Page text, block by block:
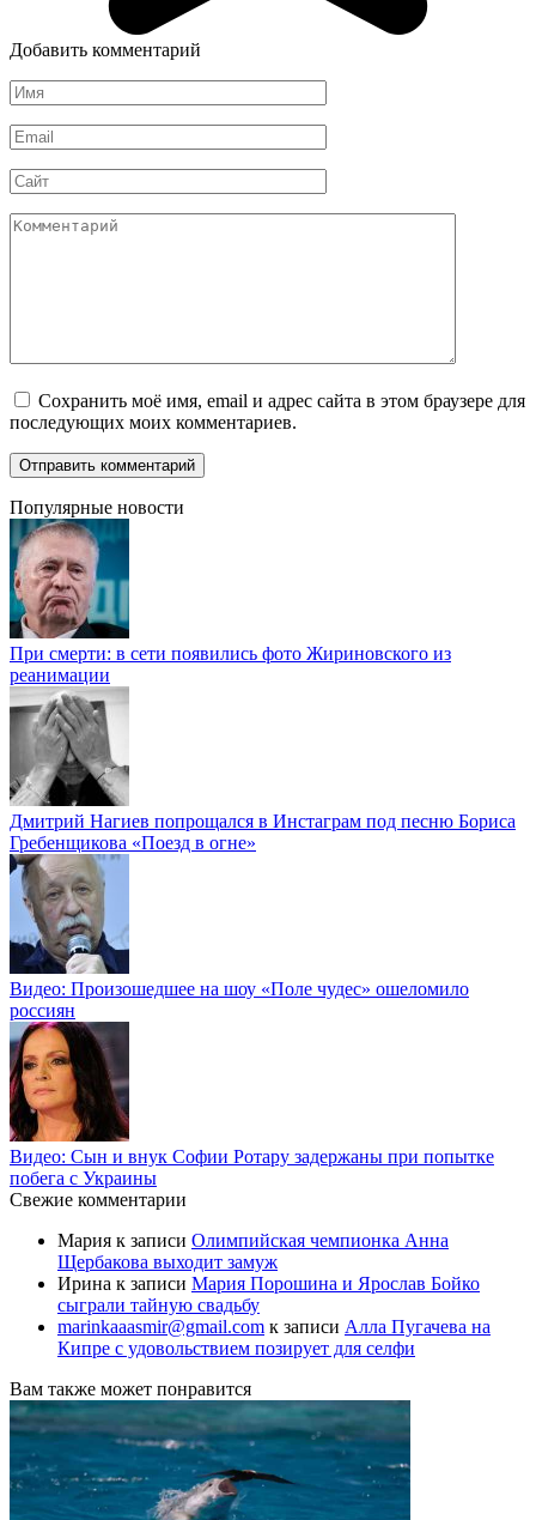
Добавить комментарий
Имя
*
Email
*
Сайт
Комментарий
Сохранить моё имя, email и адрес сайта в этом браузере для
последующих моих комментариев.
Популярные новости
При смерти: в сети появились фото Жириновского из
реанимации
Дмитрий Нагиев попрощался в Инстаграм под песню Бориса
Гребенщикова «Поезд в огне»
Видео: Произошедшее на шоу «Поле чудес» ошеломило
россиян
Видео: Сын и внук Софии Ротару задержаны при попытке
побега с Украины
Свежие комментарии
Мария к записи Олимпийская чемпионка Анна
Щербакова выходит замуж
Ирина к записи Мария Порошина и Ярослав Бойко
сыграли тайную свадьбу
marinkaaasmir@gmail.com к записи Алла Пугачева на
Кипре с удовольствием позирует для селфи
Вам также может понравится